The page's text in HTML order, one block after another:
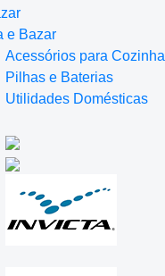
e Bazar
Acessórios para Cozinha
Pilhas e Baterias
Utilidades Domésticas